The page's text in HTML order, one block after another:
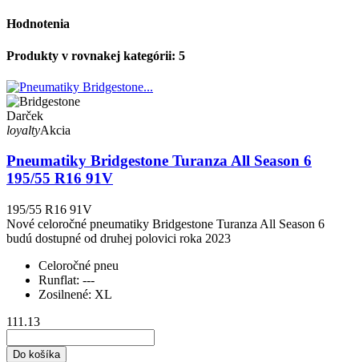
Hodnotenia
Produkty v rovnakej kategórii: 5
Darček
loyaltyAkcia
Pneumatiky Bridgestone Turanza All Season 6
195/55 R16 91V
195/55 R16 91V
Nové celoročné pneumatiky Bridgestone Turanza All Season 6
budú dostupné od druhej polovici roka 2023
Celoročné pneu
Runflat: ---
Zosilnené: XL
111.13
Do košíka